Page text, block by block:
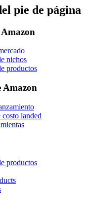
pie de página
nichos
productos
Amazon
landed
productos